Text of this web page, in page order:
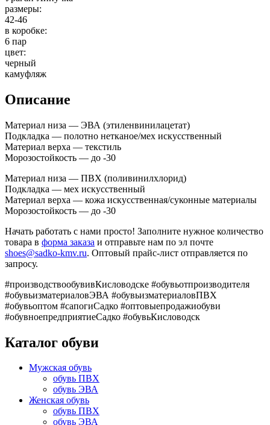
размеры:
42-46
в коробке:
6 пар
цвет:
черный
камуфляж
Описание
Материал низа — ЭВА (этиленвинилацетат)
Подкладка — полотно нетканое/мех искусственный
Материал верха — текстиль
Морозостойкость — до -30
Материал низа — ПВХ (поливинилхлорид)
Подкладка — мех искусственный
Материал верха — кожа искусственная/суконные материалы
Морозостойкость — до -30
Начать работать с нами просто! Заполните нужное количество
товара в форма заказа и отправьте нам по эл почте
shoes@sadko-kmv.ru. Оптовый прайс-лист отправляется по
запросу.
#производствообувивКисловодске #обувьотпроизводителя
#обувьизматериаловЭВА #обувьизматериаловПВХ
#обувьоптом #сапогиСадко #оптовыепродажиобуви
#обувноепредприятиеСадко #обувьКисловодск
Каталог обуви
Мужская обувь
обувь ПВХ
обувь ЭВА
Женская обувь
обувь ПВХ
обувь ЭВА